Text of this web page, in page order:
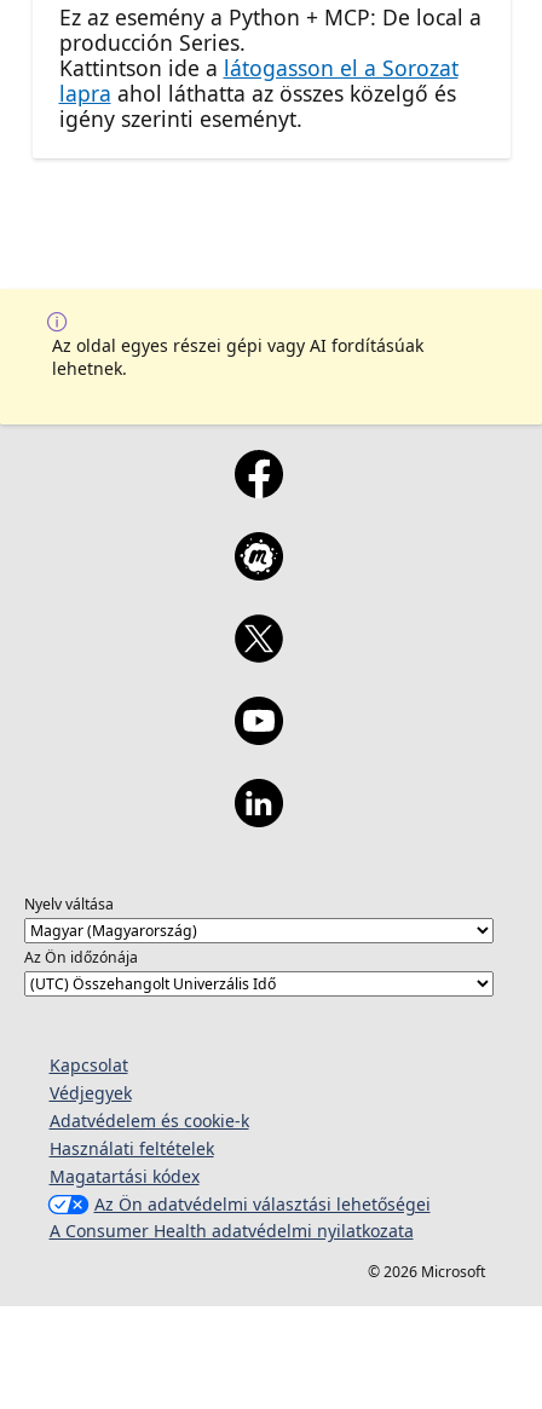
Ez az esemény a Python + MCP: De local a
producción Series.
Kattintson ide a látogasson el a Sorozat
lapra ahol láthatta az összes közelgő és
igény szerinti eseményt.
Az oldal egyes részei gépi vagy AI fordításúak
lehetnek.
Nyelv váltása
Az Ön időzónája
Kapcsolat
Védjegyek
Adatvédelem és cookie-k
Használati feltételek
Magatartási kódex
Az Ön adatvédelmi választási lehetőségei
A Consumer Health adatvédelmi nyilatkozata
© 2026 Microsoft